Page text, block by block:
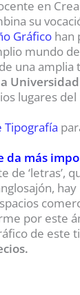
su
Gráfico han
mundo
una
lugares
Tipografía
da más
‘letras’,
hay
por este
de este